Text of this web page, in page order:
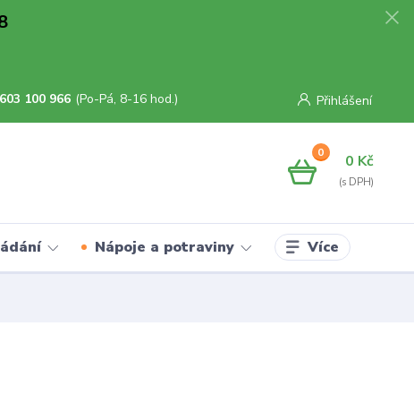
Přihlášení
100 966 (Po-Pá, 8-16 hod.)
0 0 Kč
Nápoje a potraviny Více